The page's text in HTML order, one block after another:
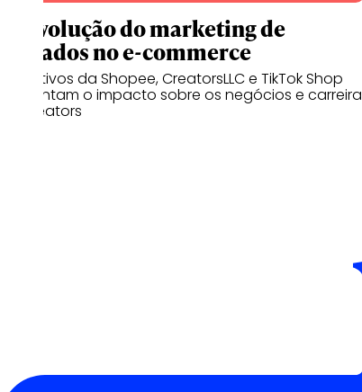
A revolução do marketing de
afiliados no e-commerce
Executivos da Shopee, CreatorsLLC e TikTok Shop
comentam o impacto sobre os negócios e carreira
de creators